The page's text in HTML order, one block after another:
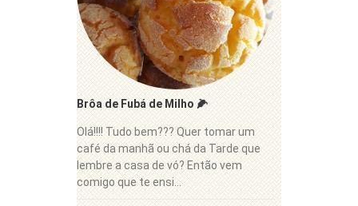
Brôa de Fubá de Milho 🌽
Olá!!!! Tudo bem??? Quer tomar um
café da manhã ou chá da Tarde que
lembre a casa de vó? Então vem
comigo que te ensi...